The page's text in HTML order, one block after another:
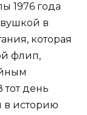
1976 года
в
которая
флип,
день
в историю